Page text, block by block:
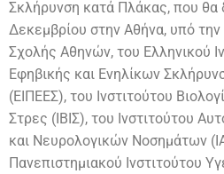
Σκλήρυνση κατά Πλάκας, που θα
Δεκεμβρίου στην Αθήνα, υπό την
Σχολής Αθηνών, του Ελληνικού
Εφηβικής και Ενηλίκων
(ΕΙΠΕΕΣ), του Ινστιτούτου
Στρες (ΙΒΙΣ), του Ινστιτούτου
και Νευρολογικών Νοσημάτων
Πανεπιστημιακού Ινστιτούτου